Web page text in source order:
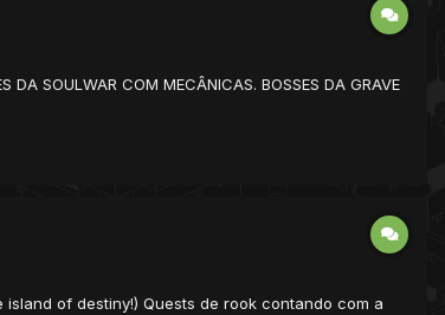
COM MECÂNICAS. BOSSES DA GRAVE
of destiny!) Quests de rook contando com a